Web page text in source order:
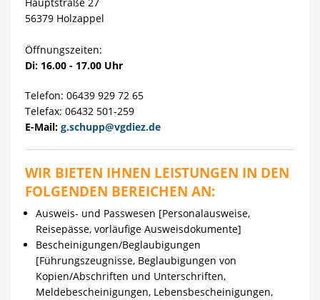
56379 Holzappel
Öffnungszeiten:
Di: 16.00 - 17.00 Uhr
Telefon: 06439 929 72 65
Telefax: 06432 501-259
E-Mail: g.schupp@vgdiez.de
WIR BIETEN IHNEN LEISTUNGEN IN DEN
FOLGENDEN BEREICHEN AN:
Ausweis- und Passwesen [Personalausweise,
Reisepässe, vorläufige Ausweisdokumente]
Bescheinigungen/Beglaubigungen
[Führungszeugnisse, Beglaubigungen von
Kopien/Abschriften und Unterschriften,
Meldebescheinigungen, Lebensbescheinigungen,